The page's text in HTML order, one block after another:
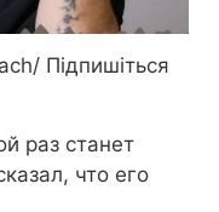
Підпишіться
раз станет
что его